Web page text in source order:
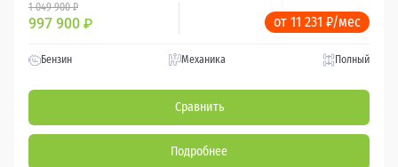
1 049 900 ₽
997 900 ₽ от 11 231 ₽/мес
Бензин Механика Полный
Сравнить
Подробнее